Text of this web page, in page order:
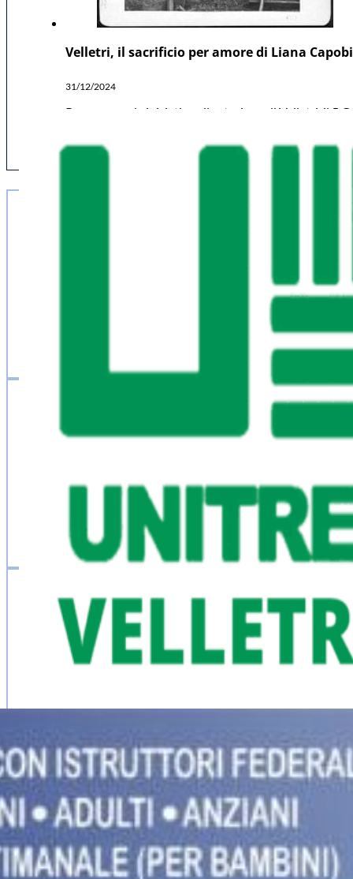
Velletri, il sacrificio per amore di Liana
31/12/2024
Proseguono le iniziative alla stazione di Velletri, il 5